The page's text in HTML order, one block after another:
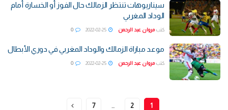
سيناريوهات تنتظر الزمالك حال الفوز أو الخسارة أمام
الوداد المغربي
كتب مروان عبد الرحمن 0
موعد مباراة الزمالك والوداد المغربي في دوري الأبطال
كتب مروان عبد الرحمن 0
1
2
7